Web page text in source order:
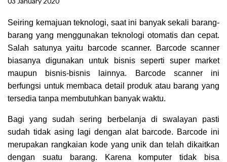
Seiring kemajuan teknologi, saat ini banyak sekali barang-
barang yang menggunakan teknologi otomatis dan cepat.
Salah satunya yaitu barcode scanner. Barcode scanner
biasanya digunakan untuk bisnis seperti super market
maupun bisnis-bisnis lainnya. Barcode scanner ini
berfungsi untuk membaca detail produk atau barang yang
tersedia tanpa membutuhkan banyak waktu.
Bagi yang sudah sering berbelanja di swalayan pasti
sudah tidak asing lagi dengan alat barcode. Barcode ini
merupakan rangkaian kode yang unik dan telah dikaitkan
dengan suatu barang. Karena komputer tidak bisa